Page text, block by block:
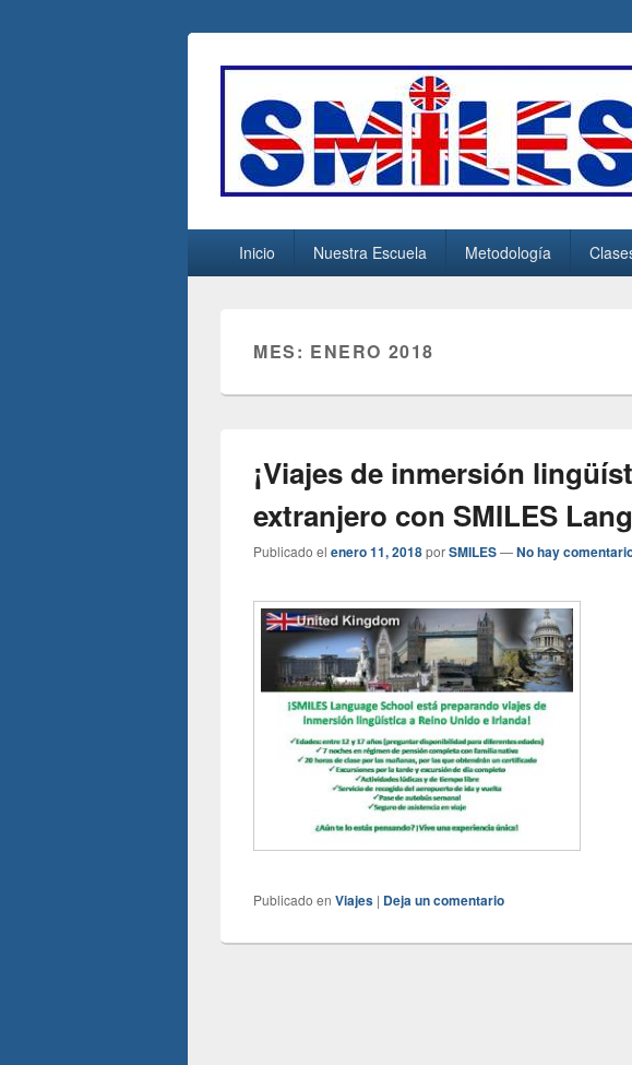
escuelasmiles.es
principalInicio Nuestra Escuela Metodología
MES: ENERO 2018
¡Viajes de inmersión
extranjero con SMILES
Publicado el enero 11, 2018porSMILES—No hay
Publicado en Viajes | Deja un comentario